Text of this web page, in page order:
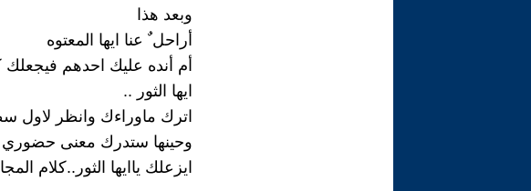
وبعد هذا
أراحل ٌ عنا ايها المعتوه
أم أنده عليك احدهم
ايها الثور ..
اترك ماوراءك وانظر لاول
وحينها ستدرك معنى حضوري
ايزعلك ياايها الثور..كلام